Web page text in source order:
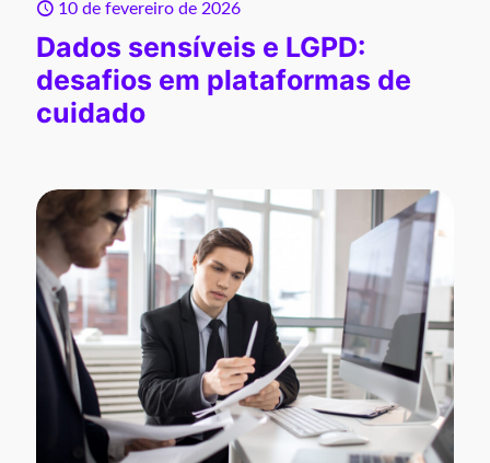
10 de fevereiro de 2026
Dados sensíveis e LGPD:
desafios em plataformas de
cuidado